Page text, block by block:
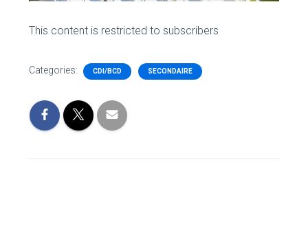
This content is restricted to subscribers
Categories: CDI/BCD SECONDAIRE